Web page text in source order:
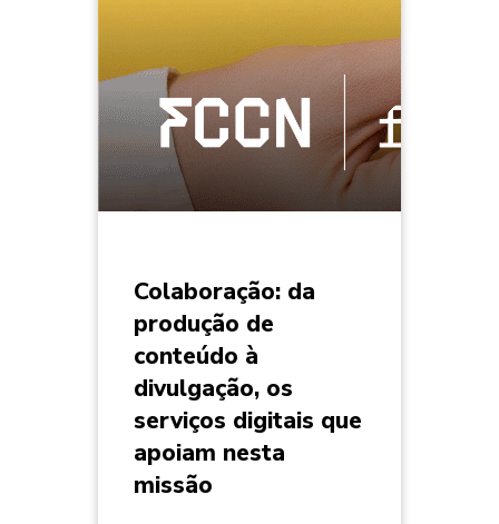
Colaboração: da
produção de
conteúdo à
divulgação, os
serviços digitais que
apoiam nesta
missão